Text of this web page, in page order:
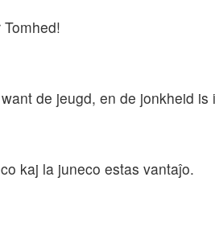
de jeugd, en de jonkheid is
kaj la juneco estas vantaĵo.